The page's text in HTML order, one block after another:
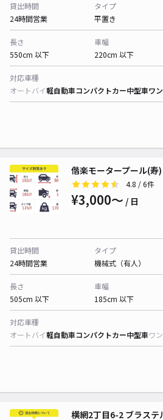
貸出時間
24時間営業
タイプ
平置き
長さ
550cm 以下
車幅
220cm 以下
対応車種
オートバイ軽自動車コンパクトカー中型車ワ
偕楽モータープール(寿)
4.8 / 6件
¥3,000〜 / 日
貸出時間
24時間営業
タイプ
機械式（有人）
長さ
505cm 以下
車幅
185cm 以下
対応車種
オートバイ軽自動車コンパクトカー中型車ワ
横網2丁目6-2 ブラステ